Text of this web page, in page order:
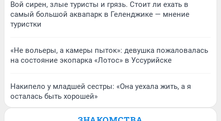
Вой сирен, злые туристы и грязь. Стоит ли ехать в
самый большой аквапарк в Геленджике — мнение
туристки
«Не вольеры, а камеры пыток»: девушка пожаловалась
на состояние экопарка «Лотос» в Уссурийске
Накипело у младшей сестры: «Она уехала жить, а я
осталась быть хорошей»